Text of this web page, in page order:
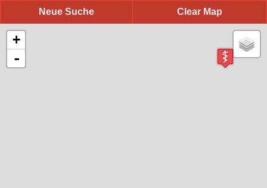
Clear Map
Neue Suche
+
-